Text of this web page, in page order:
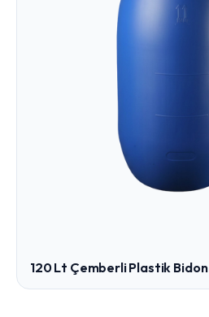
120 Lt Çemberli Plastik Bidon